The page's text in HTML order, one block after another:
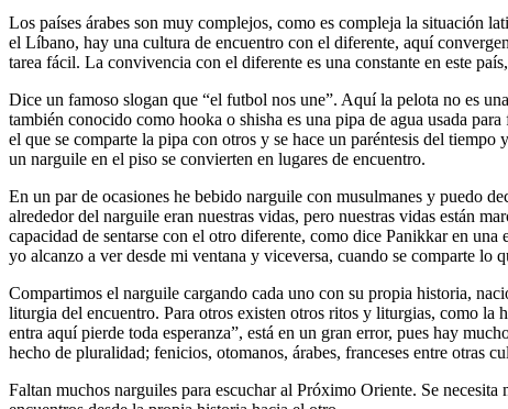
Los países árabes son muy complejos, como es compleja la situación
el Líbano, hay una cultura de encuentro con el diferente, aquí
tarea fácil. La convivencia con el diferente es una constante en este
Dice un famoso slogan que “el futbol nos une”. Aquí la pelota no es
también conocido como hooka o shisha es una pipa de agua usada
el que se comparte la pipa con otros y se hace un paréntesis del
un narguile en el piso se convierten en lugares de encuentro.
En un par de ocasiones he bebido narguile con musulmanes y puedo
alrededor del narguile eran nuestras vidas, pero nuestras vidas están
capacidad de sentarse con el otro diferente, como dice Panikkar en
yo alcanzo a ver desde mi ventana y viceversa, cuando se comparte lo
Compartimos el narguile cargando cada uno con su propia historia,
liturgia del encuentro. Para otros existen otros ritos y liturgias, como
entra aquí pierde toda esperanza”, está en un gran error, pues hay
hecho de pluralidad; fenicios, otomanos, árabes, franceses entre otras
Faltan muchos narguiles para escuchar al Próximo Oriente. Se